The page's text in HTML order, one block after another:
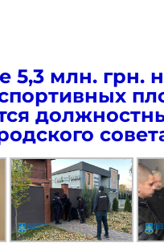
5,3 млн. грн.